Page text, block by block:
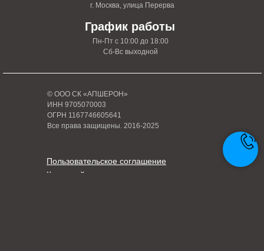
© ООО СК «АПШЕРОН»
ИНН 9705070003
ОГРН 1167746605641
Все права защищены. 2016-2025
Карта сайта
Пользовательское соглашение
График работы
Пн-Пт с 10:00 до 18:00
Сб-Вс выходной
г. Москва, улица Перерва